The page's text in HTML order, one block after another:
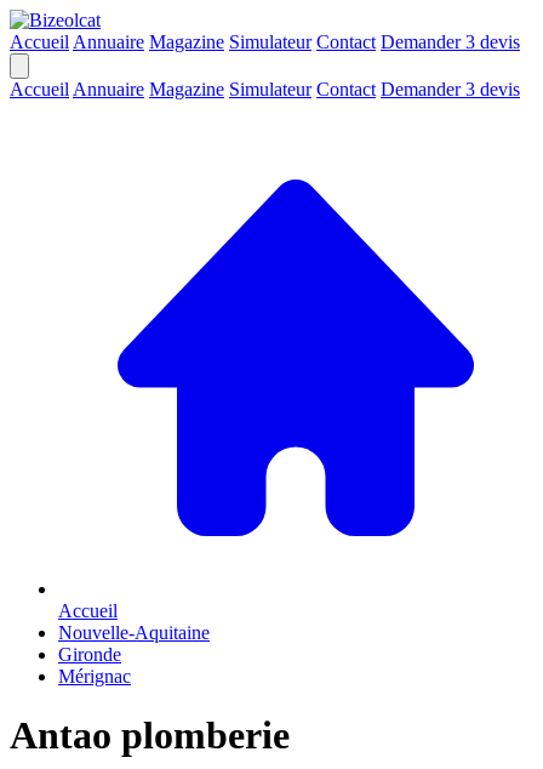
Accueil Annuaire Magazine Simulateur Contact Demander 3 devis
Accueil Annuaire Magazine Simulateur Contact Demander 3 devis
Accueil
Nouvelle-Aquitaine
Gironde
Mérignac
Antao plomberie